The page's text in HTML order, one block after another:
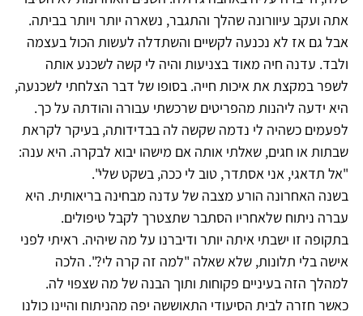
אתה ועקב עיוורונה שהלך והתגבר, נשארה יותר ויותר בביתה.
אבל גם אז לא נכנעה לקשיים והשתדלה לעשות הכול בעצמה
ולבד. עדנה חיה מאוד בצניעות והיה לי קשה לשכנע אותה
לשפר במקצת את איכות חייה. בסופו של דבר הצלחתי לשכנעה,
היא ידעה ליהנות מהפריטים שרכשתי עבורה והודתה על כך.
לפעמים כשהיה לי נדמה שקשה לה בבדידותה, בעיקר לקראת
שבתות או חגים, שאלתי אותה אם מישהו יבוא לבקרה. היא ענה:
"אל תדאגי, אני אסתדר, טוב לי ככה, בשקט שלי".
בשנה האחרונה הורע מצבה של עדנה מבחינה בריאותית. היא
עברה ניתוח שלאחריו הסתבר שתצטרך לקבל טיפולים.
בתקופה זו ישבתי איתה יותר ודיברנו על מה שיהיה. ראיתי לפני
אישה בלי תלונות, שלא שאלה "למה זה קרה לי?". הלכה
למהלך הזה בעיניים פקוחות ותוך הבנה של מה שצפוי לה.
כאשר חזרה לבית הסיעודי התאוששה יפה מהניתוח והיינו כולנו